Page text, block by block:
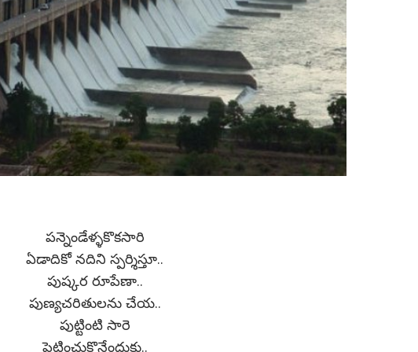
పన్నెండేళ్ళకొకసారి
ఏడాదికో నదిని స్పర్శిస్తూ..
పుష్కర రూపేణా..
పుణ్యచరితులను చేయ..
పుట్టింటి సారె
పెట్టించుకొనేందుకు..